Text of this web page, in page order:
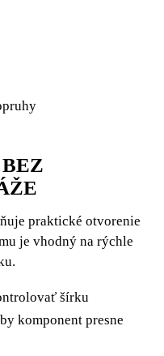
praktické otvorenie
je vhodný na rýchle
šírku
komponent presne